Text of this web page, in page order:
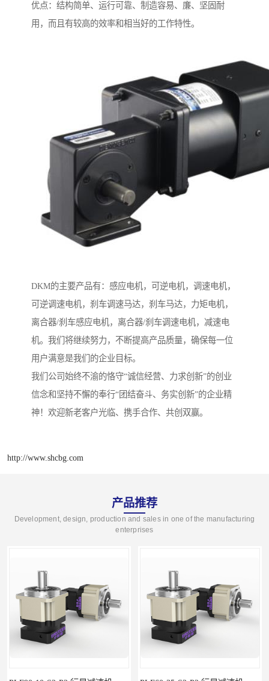
优点：结构简单、运行可靠、制造容易、廉、坚固耐
用，而且有较高的效率和相当好的工作特性。
DKM的主要产品有：感应电机，可逆电机，调速电机，
可逆调速电机，刹车调速马达，刹车马达，力矩电机，
离合器/刹车感应电机，离合器/刹车调速电机，减速电
机。我们将继续努力，不断提高产品质量，确保每一位
用户满意是我们的企业目标。
我们公司始终不渝的恪守“诚信经营、力求创新”的创业
信念和坚持不懈的奉行“团结奋斗、务实创新”的企业精
神！欢迎新老客户光临、携手合作、共创双赢。
http://www.shcbg.com
产品推荐
Development, design, production and sales in one of the manufacturing
enterprises